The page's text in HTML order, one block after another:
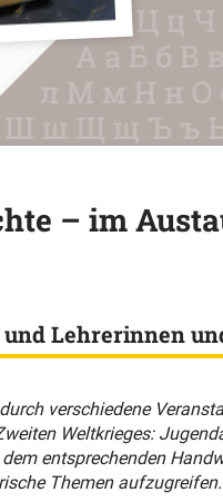
– im
Lehrerinnen
verschiedene
Weltkrieges:
entsprechenden
Themen aufzugreifen.